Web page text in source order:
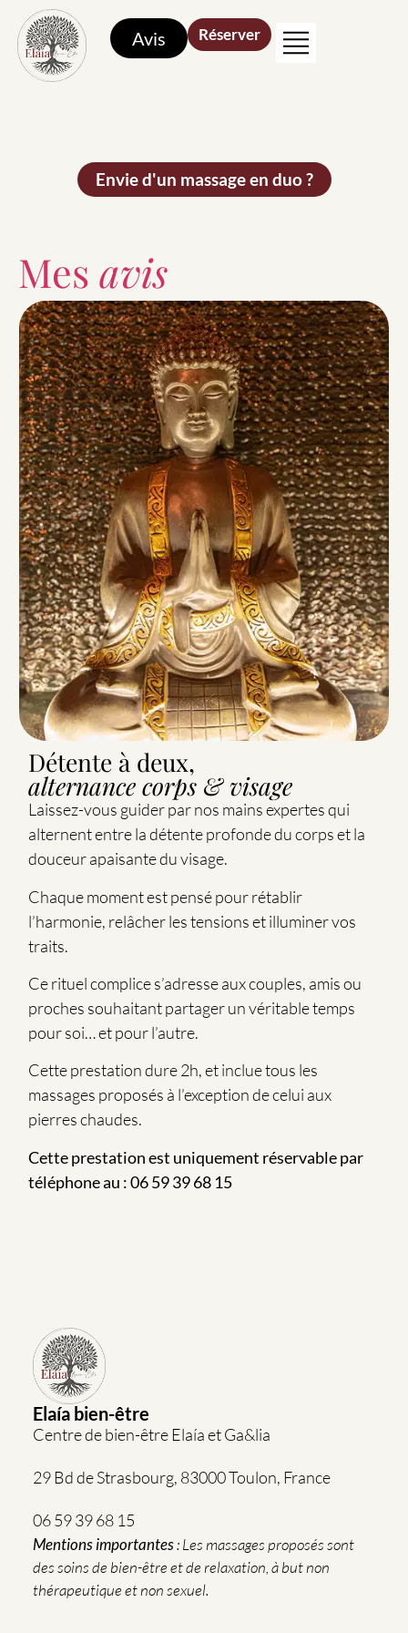
Avis Réserver
Envie d'un massage en duo ?
Mes avis
Détente à deux,
alternance corps & visage
Laissez-vous guider par nos mains expertes qui
alternent entre la détente profonde du corps et la
douceur apaisante du visage.
Chaque moment est pensé pour rétablir
l’harmonie, relâcher les tensions et illuminer vos
traits.
Ce rituel complice s’adresse aux couples, amis ou
proches souhaitant partager un véritable temps
pour soi… et pour l’autre.
Cette prestation dure 2h, et inclue tous les
massages proposés à l’exception de celui aux
pierres chaudes.
Cette prestation est uniquement réservable par
téléphone au : 06 59 39 68 15
Elaía bien-être
Centre de bien-être Elaía et Ga&lia
29 Bd de Strasbourg, 83000 Toulon, France
06 59 39 68 15
Mentions importantes: Les massages proposés sont
des soins de bien-être et de relaxation, à but non
thérapeutique et non sexuel.